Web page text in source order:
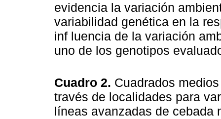
evidencia la variación
variabilidad genética en la
inf luencia de la variación
uno de los genotipos
Cuadro 2. Cuadrados
través de localidades para
líneas avanzadas de cebada